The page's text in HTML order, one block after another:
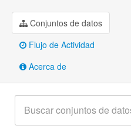
Conjuntos de datos
Flujo de Actividad
Acerca de